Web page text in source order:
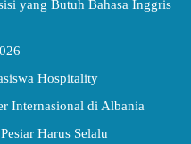
yang Butuh Bahasa Inggris
Hospitality
Internasional di Albania
Harus Selalu